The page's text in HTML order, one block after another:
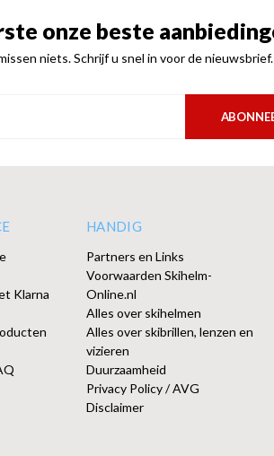
onze beste
niets. Schrijf u snel in voor de nieuwsbrief.
Klarna
HANDIG
Partners en Links
Voorwaarden Skihelm-
Online.nl
Alles over skihelmen
Alles over skibrillen, lenzen en
vizieren
Duurzaamheid
Privacy Policy / AVG
Disclaimer